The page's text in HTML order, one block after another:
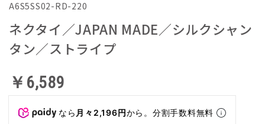
A6S5SS02-RD-220
ネクタイ／JAPAN MADE／シルクシャン
タン／ストライプ
￥6,589
なら 月々2,196円から。分割手数料無料